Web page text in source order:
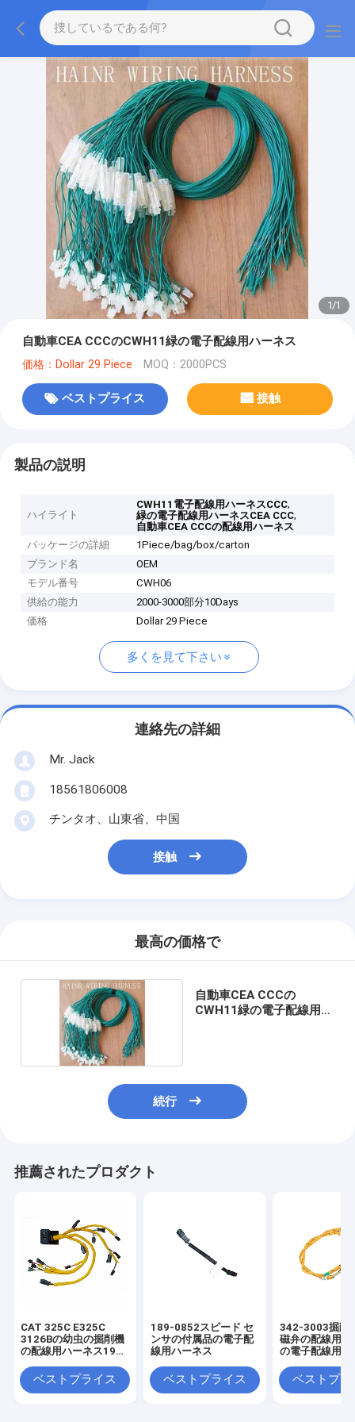
1/1
自動車CEA CCCのCWH11緑の電子配線用ハーネス
価格：Dollar 29 Piece MOQ：2000PCS
ベストプライス 接触
製品の説明
ハイライト
CWH11電子配線用ハーネスCCC,
緑の電子配線用ハーネスCEA CCC,
自動車CEA CCCの配線用ハーネス
パッケージの詳細
1Piece/bag/box/carton
ブランド名
OEM
モデル番号
CWH06
供給の能力
2000-3000部分10Days
価格
Dollar 29 Piece
多くを見て下さい
連絡先の詳細
Mr. Jack
18561806008
チンタオ、山東省、中国
接触
最高の価格で
自動車CEA CCCの
CWH11緑の電子配線用ハ
続行
推薦されたプロダクト
CAT 325C E325C
3126Bの幼虫の掘削機
の配線用ハーネス195-
ベストプライス
189-0852スピード セ
ンサの付属品の電子配
線用ハーネス
ベストプライス
342-3003掘削
磁弁の配線用ハ
の電子配線用ハ
ベストプラ